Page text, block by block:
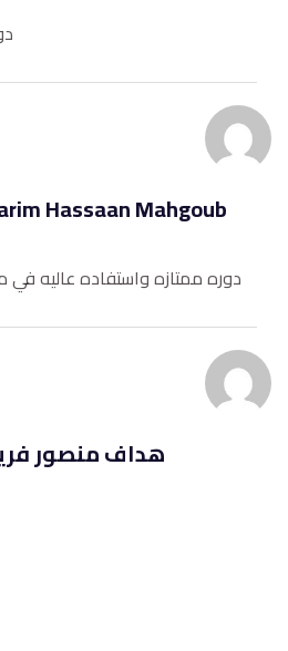
Hassaan Mahgoub
دوره ممتازه واستفاده عاليه في
هداف منصور